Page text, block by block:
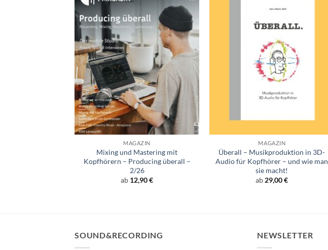
+
MAGAZIN
Mixing und Mastering mit
Kopfhörern – Producing überall –
2/26
ab 12,90€
MAGAZIN
Überall – Musikproduktion in 3D-
Audio für Kopfhörer – und wie man
sie macht!
ab 29,00€
SOUND&RECORDING NEWSLETTER